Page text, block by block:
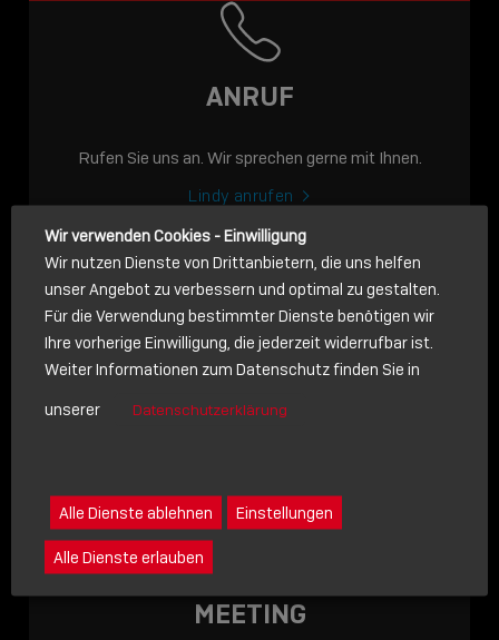
USB-C ÜBER LANGE
DISTANZEN: AKTIVE
USB-C-KABEL FÜR
STABILE 10 GBIT/S BIS
LINDY ACADEMY
JETZT ONLINE
VERFÜGBAR: DIE
LINDY ACADEMY –
WISSEN, DAS
ANRUF
Rufen Sie uns an. Wir sprechen gerne mit Ihnen.
Lindy anrufen
NACHRICHT
Schreiben Sie lieber? Dann schicken Sie uns gerne eine
MEETING
Wir verwenden Cookies - Einwilligung
Wir nutzen Dienste von Drittanbietern, die uns helfen
unser Angebot zu verbessern und optimal zu gestalten.
Für die Verwendung bestimmter Dienste benötigen wir
Ihre vorherige Einwilligung, die jederzeit widerrufbar ist.
Weiter Informationen zum Datenschutz finden Sie in
unserer
Datenschutzerklärung
Alle Dienste ablehnen Einstellungen
Alle Dienste erlauben